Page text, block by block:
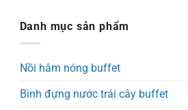
Danh mục sản phẩm
Nồi hâm nóng buffet
Bình đựng nước trái cây buffet